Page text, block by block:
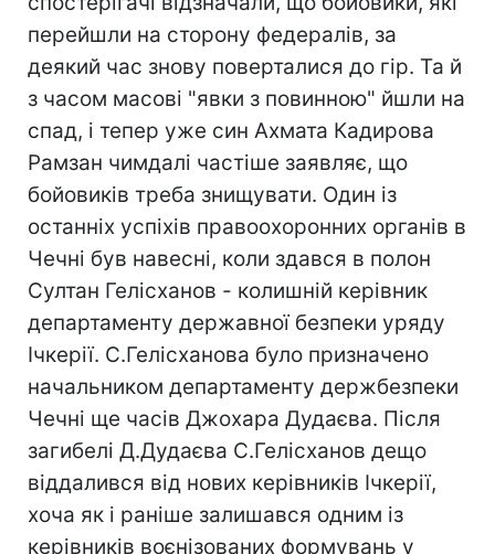
перейшли на сторону федералів, за
деякий час знову поверталися до гір. Та й
з часом масові "явки з повинною" йшли на
спад, і тепер уже син Ахмата Кадирова
Рамзан чимдалі частіше заявляє, що
бойовиків треба знищувати. Один із
останніх успіхів правоохоронних органів в
Чечні був навесні, коли здався в полон
Султан Гелісханов - колишній керівник
департаменту державної безпеки уряду
Ічкерії. С.Гелісханова було призначено
начальником департаменту держбезпеки
Чечні ще часів Джохара Дудаєва. Після
загибелі Д.Дудаєва С.Гелісханов дещо
віддалився від нових керівників Ічкерії,
хоча як і раніше залишався одним із
керівників воєнізованих формувань у